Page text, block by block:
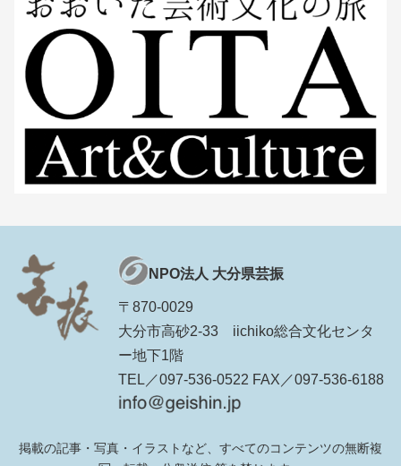
NPO法人 大分県芸振
〒870-0029
大分市高砂2-33 iichiko総合文化センタ
ー地下1階
TEL／097-536-0522 FAX／097-536-6188
掲載の記事・写真・イラストなど、すべてのコンテンツの無断複